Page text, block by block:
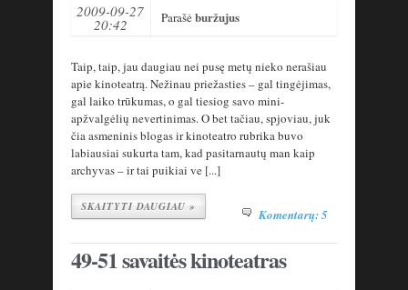
2009-09-27
20:42 Parašėburžujus
Taip, taip, jau daugiau nei pusę metų nieko nerašiau
apie kinoteatrą. Nežinau priežasties – gal tingėjimas,
gal laiko trūkumas, o gal tiesiog savo mini-
apžvalgėlių nevertinimas. O bet tačiau, spjoviau, juk
čia asmeninis blogas ir kinoteatro rubrika buvo
labiausiai sukurta tam, kad pasitarnautų man kaip
archyvas – ir tai puikiai ve [...]
SKAITYTI DAUGIAU » Komentarų: 5
49-51 savaitės kinoteatras